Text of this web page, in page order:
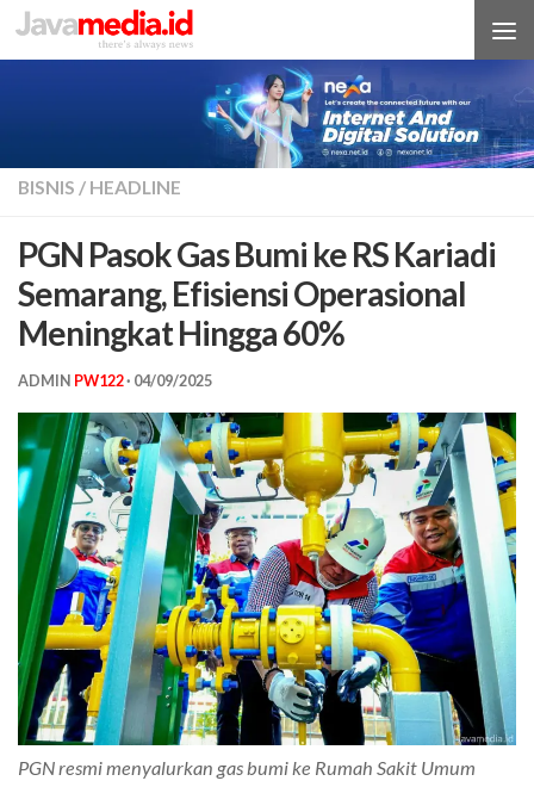
Skip to content
BISNIS / HEADLINE
PGN Pasok Gas Bumi ke RS Kariadi
Semarang, Efisiensi Operasional
Meningkat Hingga 60%
ADMIN PW122· 04/09/2025
PGN resmi menyalurkan gas bumi ke Rumah Sakit Umum